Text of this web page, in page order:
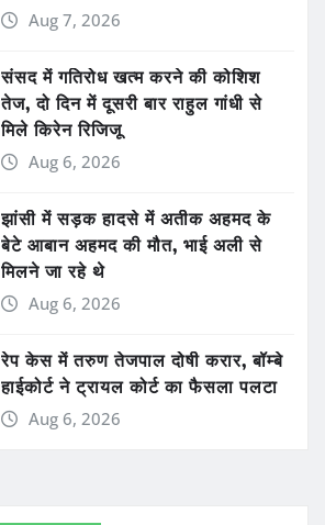
Aug 7, 2026
संसद में गतिरोध खत्म करने की कोशिश
तेज, दो दिन में दूसरी बार राहुल गांधी से
मिले किरेन रिजिजू
Aug 6, 2026
झांसी में सड़क हादसे में अतीक अहमद के
बेटे आबान अहमद की मौत, भाई अली से
मिलने जा रहे थे
Aug 6, 2026
रेप केस में तरुण तेजपाल दोषी करार, बॉम्बे
हाईकोर्ट ने ट्रायल कोर्ट का फैसला पलटा
Aug 6, 2026